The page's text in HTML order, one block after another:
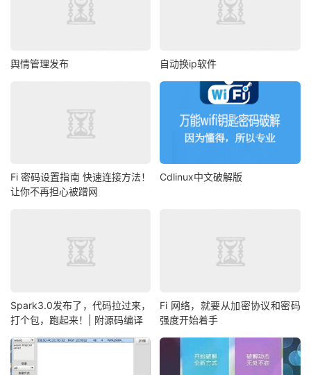
舆情管理发布 自动换ip软件
Fi 密码设置指南 快速连接方法！
让你不再担心被蹭网
Cdlinux中文破解版
Spark3.0发布了，代码拉过来，
打个包，跑起来！| 附源码编译
Fi 网络，就要从加密协议和密码
强度开始着手